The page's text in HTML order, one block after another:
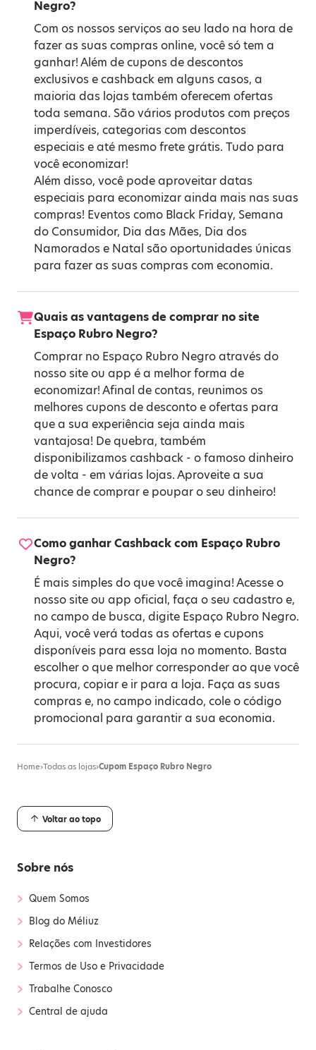
Negro?
Com os nossos serviços ao seu lado na hora de
fazer as suas compras online, você só tem a
ganhar! Além de cupons de descontos
exclusivos e cashback em alguns casos, a
maioria das lojas também oferecem ofertas
toda semana. São vários produtos com preços
imperdíveis, categorias com descontos
especiais e até mesmo frete grátis. Tudo para
você economizar!
Além disso, você pode aproveitar datas
especiais para economizar ainda mais nas suas
compras! Eventos como Black Friday, Semana
do Consumidor, Dia das Mães, Dia dos
Namorados e Natal são oportunidades únicas
para fazer as suas compras com economia.
Quais as vantagens de comprar no site
Espaço Rubro Negro?
Comprar no Espaço Rubro Negro através do
nosso site ou app é a melhor forma de
economizar! Afinal de contas, reunimos os
melhores cupons de desconto e ofertas para
que a sua experiência seja ainda mais
vantajosa! De quebra, também
disponibilizamos cashback - o famoso dinheiro
de volta - em várias lojas. Aproveite a sua
chance de comprar e poupar o seu dinheiro!
Como ganhar Cashback com Espaço Rubro
Negro?
É mais simples do que você imagina! Acesse o
nosso site ou app oficial, faça o seu cadastro e,
no campo de busca, digite Espaço Rubro Negro.
Aqui, você verá todas as ofertas e cupons
disponíveis para essa loja no momento. Basta
escolher o que melhor corresponder ao que você
procura, copiar e ir para a loja. Faça as suas
compras e, no campo indicado, cole o código
promocional para garantir a sua economia.
Home›Todas as lojas›Cupom Espaço Rubro Negro
Voltar ao topo
Sobre nós
› Quem Somos
› Blog do Méliuz
› Relações com Investidores
› Termos de Uso e Privacidade
› Trabalhe Conosco
› Central de ajuda